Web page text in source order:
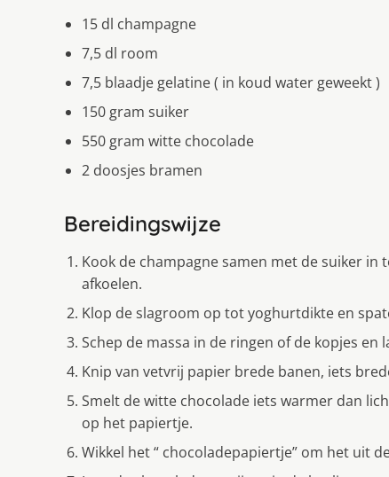
15 dl champagne
7,5 dl room
7,5 blaadje gelatine ( in koud water geweekt )
150 gram suiker
550 gram witte chocolade
2 doosjes bramen
Bereidingswijze
Kook de champagne samen met de suiker in
afkoelen.
Klop de slagroom op tot yoghurtdikte en
Schep de massa in de ringen of de kopjes en
Knip van vetvrij papier brede banen, iets
Smelt de witte chocolade iets warmer dan
op het papiertje.
Wikkel het “ chocoladepapiertje” om het uit